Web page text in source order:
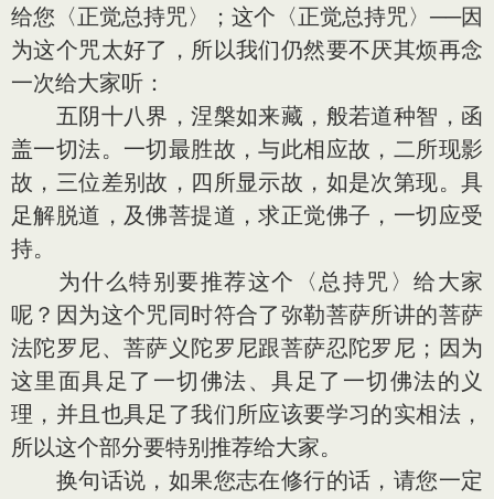
给您〈正觉总持咒〉；这个〈正觉总持咒〉──因
为这个咒太好了，所以我们仍然要不厌其烦再念
一次给大家听：
五阴十八界，涅槃如来藏，般若道种智，函
盖一切法。一切最胜故，与此相应故，二所现影
故，三位差别故，四所显示故，如是次第现。具
足解脱道，及佛菩提道，求正觉佛子，一切应受
持。
为什么特别要推荐这个〈总持咒〉给大家
呢？因为这个咒同时符合了弥勒菩萨所讲的菩萨
法陀罗尼、菩萨义陀罗尼跟菩萨忍陀罗尼；因为
这里面具足了一切佛法、具足了一切佛法的义
理，并且也具足了我们所应该要学习的实相法，
所以这个部分要特别推荐给大家。
换句话说，如果您志在修行的话，请您一定